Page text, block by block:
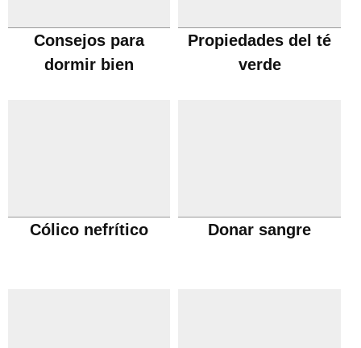
Consejos para
dormir bien
Propiedades del té
verde
Cólico nefrítico Donar sangre